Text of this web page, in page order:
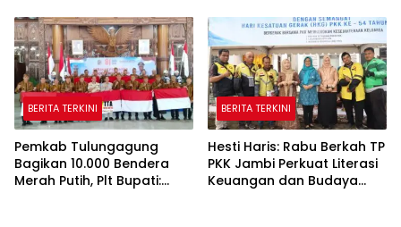
2026
BERITA TERKINI
Pemkab Tulungagung
Bagikan 10.000 Bendera
Merah Putih, Plt Bupati:
BERITA TERKINI
Hesti Haris: Rabu Berkah TP
PKK Jambi Perkuat Literasi
Keuangan dan Budaya